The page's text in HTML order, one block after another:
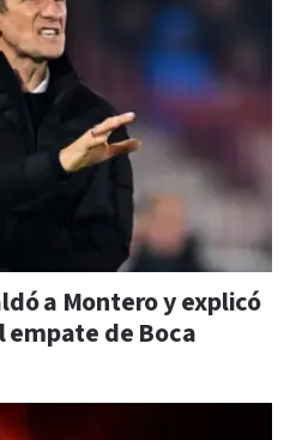
a Montero y explicó
empate de Boca